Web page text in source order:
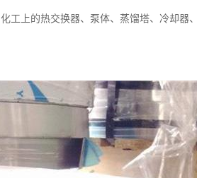
工上的热交换器、泵体、蒸馏塔、冷却器